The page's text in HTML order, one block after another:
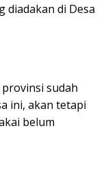
diadakan di Desa
provinsi sudah
ini, akan tetapi
belum